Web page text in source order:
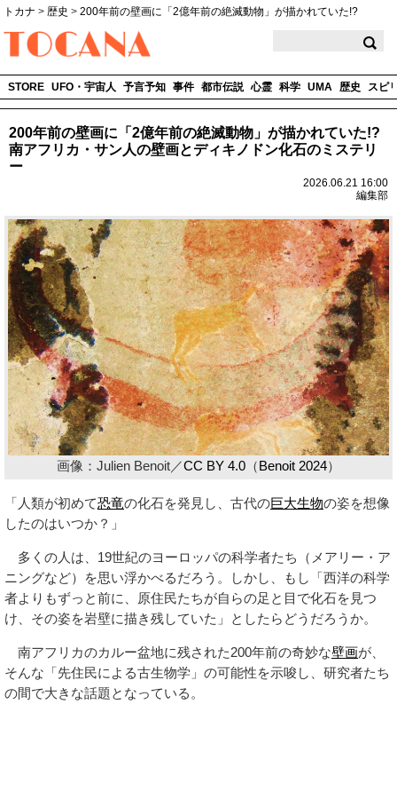
トカナ > 歴史 > 200年前の壁画に「2億年前の絶滅動物」が描かれていた!?
STORE UFO・宇宙人 予言予知 事件 都市伝説 心霊 科学 UMA 歴史 スピ
200年前の壁画に「2億年前の絶滅動物」が描かれていた!?
南アフリカ・サン人の壁画とディキノドン化石のミステリ
ー
2026.06.21 16:00
編集部
画像：Julien Benoit／CC BY 4.0 （Benoit 2024）
「人類が初めて恐竜の化石を発見し、古代の巨大生物の姿を想像
したのはいつか？」
多くの人は、19世紀のヨーロッパの科学者たち（メアリー・ア
ニングなど）を思い浮かべるだろう。しかし、もし「西洋の科学
者よりもずっと前に、原住民たちが自らの足と目で化石を見つ
け、その姿を岩壁に描き残していた」としたらどうだろうか。
南アフリカのカルー盆地に残された200年前の奇妙な壁画が、
そんな「先住民による古生物学」の可能性を示唆し、研究者たち
の間で大きな話題となっている。